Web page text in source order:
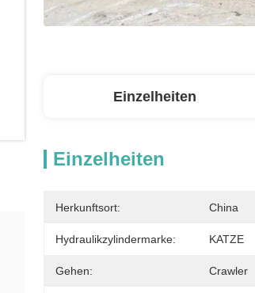
Einzelheiten
Einzelheiten
Herkunftsort: China
Hydraulikzylindermarke: KATZE
Gehen: Crawler